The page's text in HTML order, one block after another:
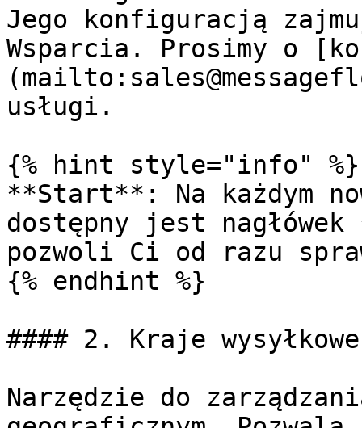
Jego konfiguracją
Wsparcia. Prosimy o
usługi.
{% hint style="info" %}
**Start**: Na każdym
dostępny jest
pozwoli Ci od razu
{% endhint %}
#### 2. Kraje wysyłkowe
Narzędzie do